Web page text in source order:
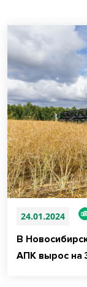
24.01.2024
В
АПК вырос на